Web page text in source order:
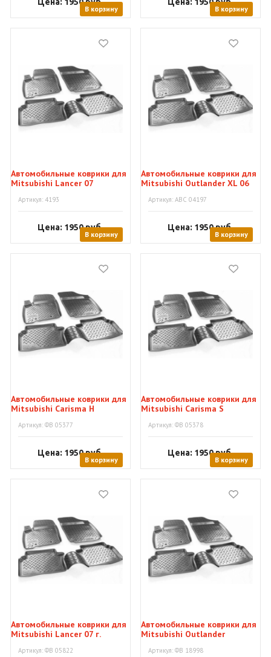
В корзину В корзину
Автомобильные коврики для
Mitsubishi Lancer 07
Артикул: 4193
Цена: 1950руб.
В корзину
Автомобильные коврики для
Mitsubishi Outlander XL 06
Артикул: АВС 04197
Цена: 1950руб.
В корзину
Автомобильные коврики для
Mitsubishi Carisma H
Артикул: ФВ 05377
Цена: 1950руб.
В корзину
Автомобильные коврики для
Mitsubishi Carisma S
Артикул: ФВ 05378
Цена: 1950руб.
В корзину
Автомобильные коврики для
Mitsubishi Lancer 07 г.
Артикул: ФВ 05822
Автомобильные коврики для
Mitsubishi Outlander
Артикул: ФВ 18998